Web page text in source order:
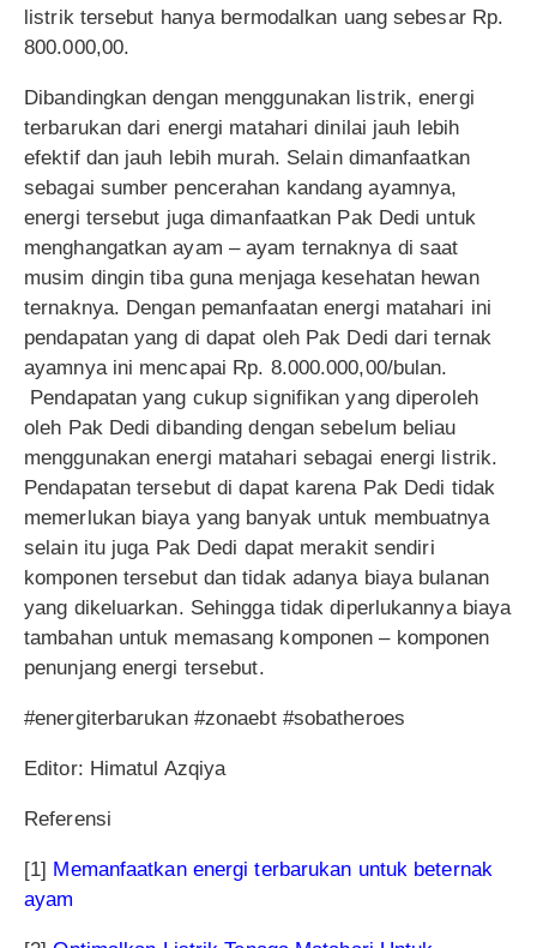
listrik tersebut hanya bermodalkan uang sebesar Rp.
800.000,00.
Dibandingkan dengan menggunakan listrik, energi
terbarukan dari energi matahari dinilai jauh lebih
efektif dan jauh lebih murah. Selain dimanfaatkan
sebagai sumber pencerahan kandang ayamnya,
energi tersebut juga dimanfaatkan Pak Dedi untuk
menghangatkan ayam – ayam ternaknya di saat
musim dingin tiba guna menjaga kesehatan hewan
ternaknya. Dengan pemanfaatan energi matahari ini
pendapatan yang di dapat oleh Pak Dedi dari ternak
ayamnya ini mencapai Rp. 8.000.000,00/bulan.
Pendapatan yang cukup signifikan yang diperoleh
oleh Pak Dedi dibanding dengan sebelum beliau
menggunakan energi matahari sebagai energi listrik.
Pendapatan tersebut di dapat karena Pak Dedi tidak
memerlukan biaya yang banyak untuk membuatnya
selain itu juga Pak Dedi dapat merakit sendiri
komponen tersebut dan tidak adanya biaya bulanan
yang dikeluarkan. Sehingga tidak diperlukannya biaya
tambahan untuk memasang komponen – komponen
penunjang energi tersebut.
#energiterbarukan #zonaebt #sobatheroes
Editor: Himatul Azqiya
Referensi
[1] Memanfaatkan energi terbarukan untuk beternak
ayam